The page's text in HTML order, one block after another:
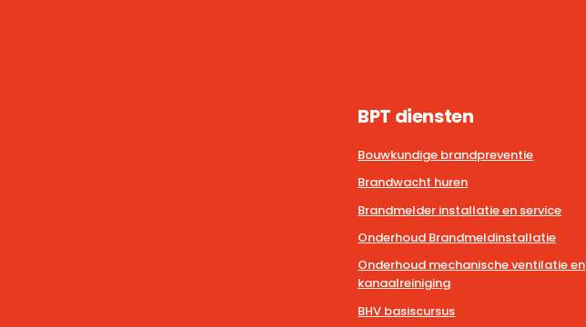
BPT diensten
Bouwkundige brandpreventie
Brandwacht huren
Brandmelder installatie en service
Onderhoud Brandmeldinstallatie
Onderhoud mechanische ventilatie en
kanaalreiniging
BHV basiscursus